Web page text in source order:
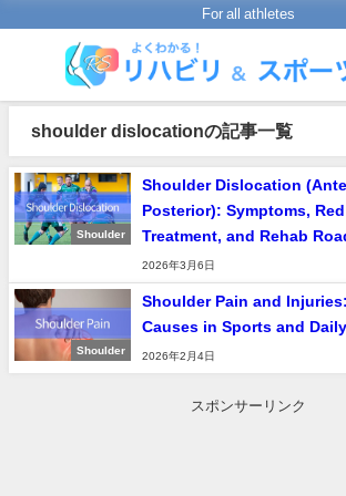
For all athletes
shoulder dislocationの記事一覧
Shoulder
Shoulder Dislocation
Posterior): Symptoms,
Treatment, and Rehab
2026年3月6日
Shoulder
Shoulder Pain and
Causes in Sports and
2026年2月4日
スポンサーリンク